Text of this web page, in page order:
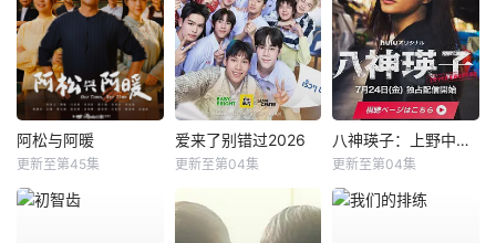
阿松与阿暖
更新至第45集
爱来了别错过2026
更新至第04集
八神瑛子：上野中央署组织犯罪对策课
更新至第04集